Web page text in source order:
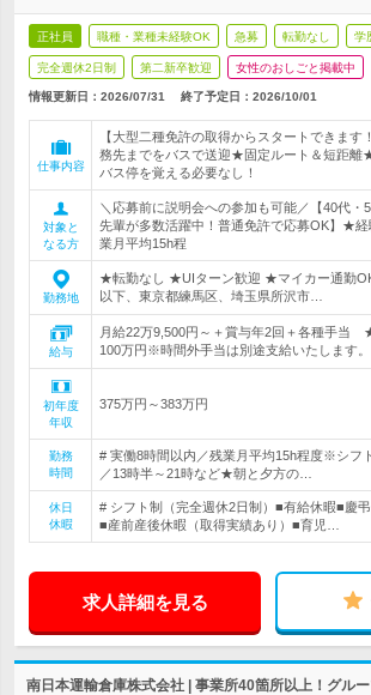
正社員 職種・業種未経験OK 急募 転勤なし 学
完全週休2日制 第二新卒歓迎 女性のおしごと掲載中
情報更新日：2026/07/31 終了予定日： 2026/10/01
仕事内容
【大型二種免許の取得からスタートできます
務先までをバスで送迎★固定ルート＆短距離
バス停を覚える必要なし！
対象と
なる方
＼応募前に説明会への参加も可能／【40代・
先輩が多数活躍中！普通免許で応募OK】★
業月平均15h程
勤務地
★転勤なし ★UIターン歓迎 ★マイカー通勤
以下、東京都練馬区、埼玉県所沢市…
給与
月給22万9,500円～＋賞与年2回＋各種手当
100万円※時間外手当は別途支給いたします
初年度
年収
375万円～383万円
勤務
時間
# 実働8時間以内／残業月平均15h程度※シフ
／13時半～21時など★朝と夕方の…
休日
休暇
# シフト制（完全週休2日制）■有給休暇■慶
■産前産後休暇（取得実績あり）■育児…
求人詳細を見る
南日本運輸倉庫株式会社 | 事業所40箇所以上！グル